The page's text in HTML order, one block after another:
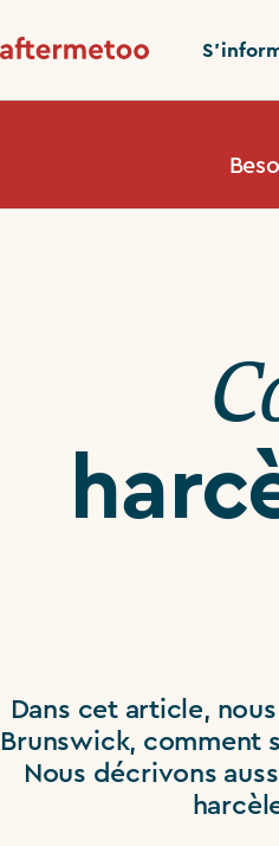
Dans cet article,
Brunswick, comment
Nous décrivons